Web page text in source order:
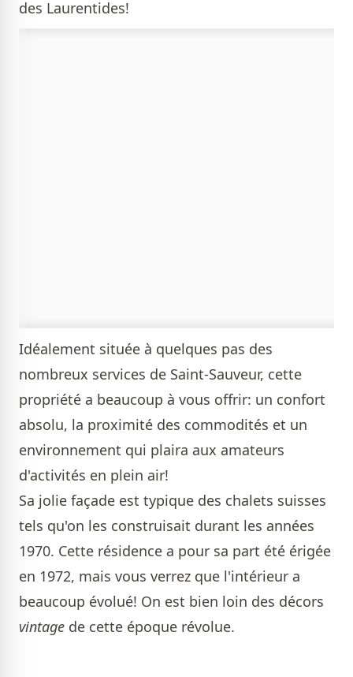
des Laurentides!
Idéalement située à quelques pas des
nombreux services de Saint-Sauveur, cette
propriété a beaucoup à vous offrir: un confort
absolu, la proximité des commodités et un
environnement qui plaira aux amateurs
d'activités en plein air!
Sa jolie façade est typique des chalets suisses
tels qu'on les construisait durant les années
1970. Cette résidence a pour sa part été érigée
en 1972, mais vous verrez que l'intérieur a
beaucoup évolué! On est bien loin des décors
vintage de cette époque révolue.